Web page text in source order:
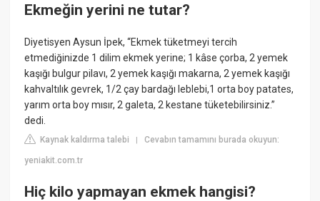
Ekmeğin yerini ne tutar?
Diyetisyen Aysun İpek, “Ekmek tüketmeyi tercih
etmediğinizde 1 dilim ekmek yerine; 1 kâse çorba, 2 yemek
kaşığı bulgur pilavı, 2 yemek kaşığı makarna, 2 yemek kaşığı
kahvaltılık gevrek, 1/2 çay bardağı leblebi,1 orta boy patates,
yarım orta boy mısır, 2 galeta, 2 kestane tüketebilirsiniz.”
dedi.
Kaynak kaldırma talebi |Cevabın tamamını burada okuyun:
yeniakit.com.tr
Hiç kilo yapmayan ekmek hangisi?